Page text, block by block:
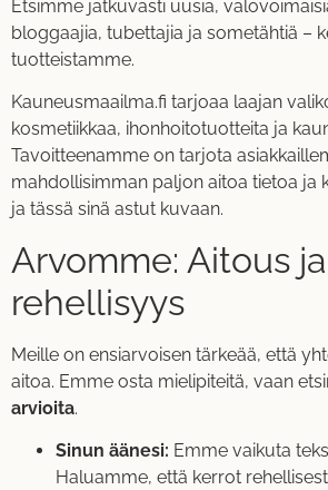
Etsimme jatkuvasti uusia,
bloggaajia, tubettajia ja sometähtiä –
tuotteistamme.
Kauneusmaailma.fi tarjoaa laajan
kosmetiikkaa, ihonhoitotuotteita ja
Tavoitteenamme on tarjota
mahdollisimman paljon aitoa tietoa ja
ja tässä sinä astut kuvaan.
Arvomme: Aitous ja
rehellisyys
Meille on ensiarvoisen tärkeää, että
aitoa. Emme osta mielipiteitä, vaan
arvioita.
Sinun äänesi: Emme vaikuta
Haluamme, että kerrot